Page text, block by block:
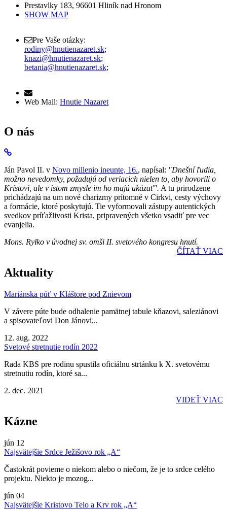
Prestavlky 183, 96601 Hliník nad Hronom
SHOW MAP
Pre Vaše otázky:
rodiny@hnutienazaret.sk;
knazi@hnutienazaret.sk;
betania@hnutienazaret.sk;
Web Mail: Hnutie Nazaret
O nás
Ján Pavol II. v Novo millenio ineunte, 16., napísal: "Dnešní ľudia,
možno nevedomky, požadujú od veriacich nielen to, aby hovorili o
Kristovi, ale v istom zmysle im ho majú ukázať". A tu prirodzene
prichádzajú na um nové charizmy prítomné v Cirkvi, cesty výchovy
a formácie, ktoré poskytujú. Tie vyformovali zástupy autentických
svedkov príťažlivosti Krista, pripravených všetko vsadiť pre vec
evanjelia.
Mons. Ryłko v úvodnej sv. omši II. svetového kongresu hnutí.
ČÍTAŤ VIAC
Aktuality
Mariánska púť v Kláštore pod Znievom
V závere púte bude odhalenie pamätnej tabule kňazovi, saleziánovi
a spisovateľovi Don Jánovi...
12. aug. 2022
Svetové stretnutie rodín 2022
Rada KBS pre rodinu spustila oficiálnu strtánku k X. svetovému
stretnutiu rodín, ktoré sa...
2. dec. 2021
VIDEŤ VIAC
Kázne
jún 12
Najsvätejšie Srdce Ježišovo rok „A“
Častokrát povieme o niekom alebo o niečom, že je to srdce celého
projektu. Niekto je mozog...
jún 04
Najsvätejšie Kristovo Telo a Krv rok „A“